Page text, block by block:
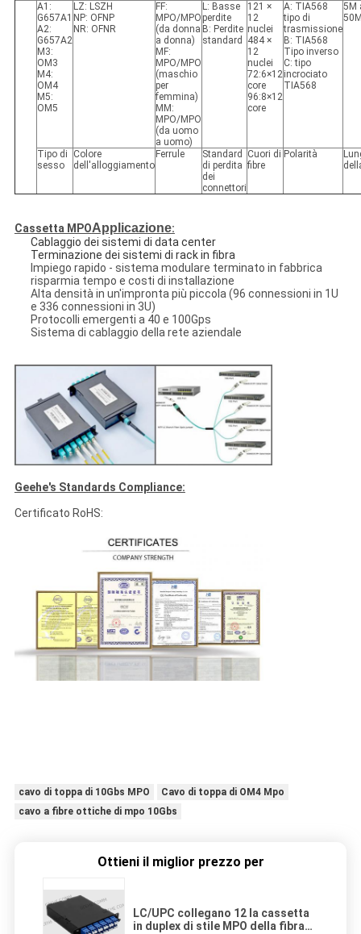
A1:
G657A1
A2:
G657A2
M3:
OM3
M4:
OM4
M5:
OM5
LZ: LSZH
NP: OFNP
NR: OFNR
FF:
MPO/MPO
(da donna
a donna)
MF:
MPO/MPO
(maschio
per
femmina)
MM:
MPO/MPO
(da uomo
a uomo)
L: Basse
perdite
B: Perdite
standard
121 ×
12
nuclei
484 ×
12
nuclei
72:6×12
core
96:8×12
core
A: TIA568
tipo di
trasmissione
B: TIA568
Tipo inverso
C: tipo
incrociato
TIA568
5M
Tipo di
sesso
Colore
dell'alloggiamento
Ferrule
Standard
di perdita
dei
connettori
Cuori di
fibre
Polarità
Cassetta MPOApplicazione:
Cablaggio dei sistemi di data center
Terminazione dei sistemi di rack in fibra
Impiego rapido - sistema modulare terminato in fabbrica
risparmia tempo e costi di installazione
Alta densità in un'impronta più piccola (96 connessioni in 1U
e 336 connessioni in 3U)
Protocolli emergenti a 40 e 100Gps
Sistema di cablaggio della rete aziendale
Geehe's Standards Compliance:
Certificato RoHS:
cavo di toppa di 10Gbs MPO
Cavo di toppa di OM4 Mpo
cavo a fibre ottiche di mpo 10Gbs
Ottieni il miglior prezzo per
LC/UPC collegano 12 la cassetta
in duplex di stile MPO della fibra